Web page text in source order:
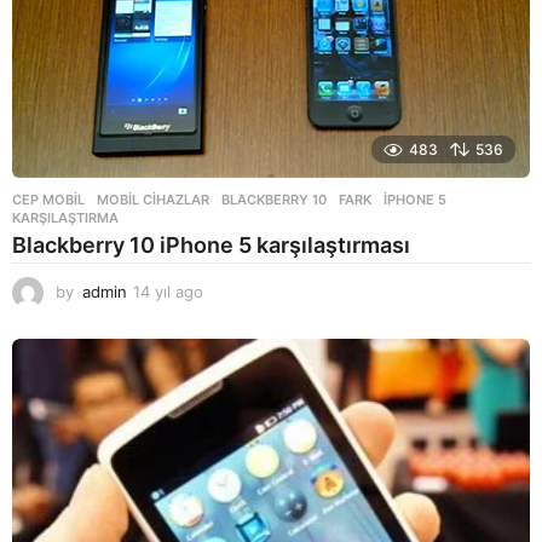
483 536
CEP MOBIL ,MOBIL CIHAZLAR BLACKBERRY 10 ,FARK ,IPHONE 5
KARŞILAŞTIRMA
Blackberry 10 iPhone 5 karşılaştırması
by admin 14 yıl ago
y
l
a